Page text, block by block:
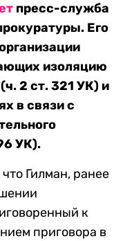
пресс-служба
Его
изоляцию
2 ст. 321 УК) и
в связи с
УК).
Гилман, ранее
к
приговора в